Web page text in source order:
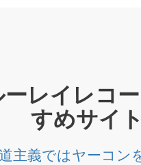
ーレイレコ
すめサイト
主義ではヤーコン